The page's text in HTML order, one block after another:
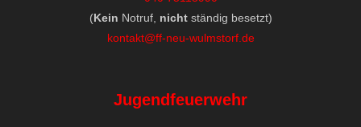
(Kein Notruf, nicht ständig besetzt)
kontakt@ff-neu-wulmstorf.de
Jugendfeuerwehr